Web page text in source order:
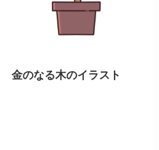
金のなる木のイラスト